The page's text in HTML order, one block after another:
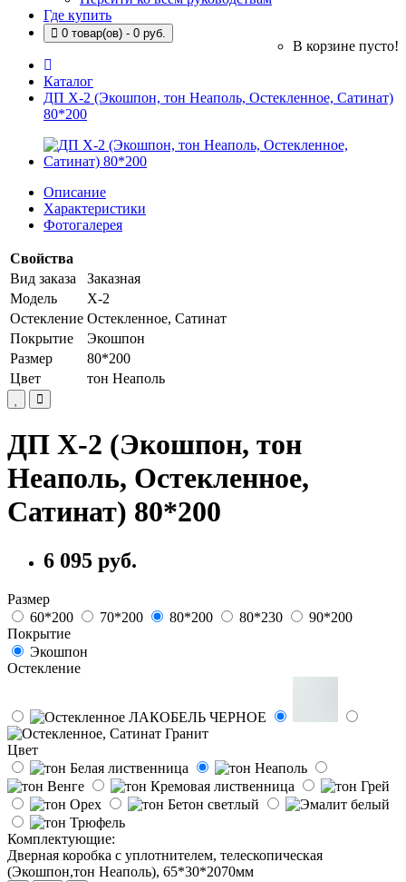
Где купить
0 товар(ов) - 0 руб.
В корзине пусто!
Каталог
ДП Х-2 (Экошпон, тон Неаполь, Остекленное, Сатинат)
80*200
Описание
Характеристики
Фотогалерея
Свойства
Вид заказа
Заказная
Модель
Х-2
Остекление Остекленное, Сатинат
Покрытие
Экошпон
Размер
80*200
Цвет
тон Неаполь
ДП Х-2 (Экошпон, тон
Неаполь, Остекленное,
Сатинат) 80*200
6 095 руб.
Размер
60*200
70*200 80*200 80*230
90*200
Покрытие
Экошпон
Остекление
Цвет
Комплектующие:
Дверная коробка с уплотнителем, телескопическая
(Экошпон,тон Неаполь), 65*30*2070мм